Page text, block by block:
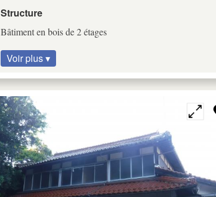
Structure
Bâtiment en bois de 2 étages
Voir plus ▾